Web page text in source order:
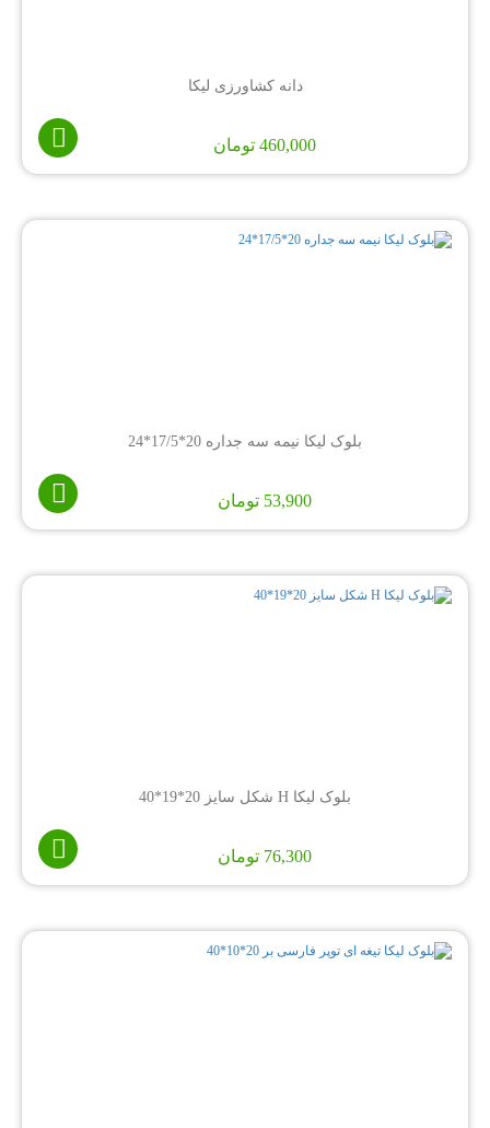
دانه کشاورزی لیکا
460,000 تومان
بلوک لیکا نیمه سه جداره 20*17/5*24
53,900 تومان
بلوک لیکا H شکل سایز 20*19*40
76,300 تومان